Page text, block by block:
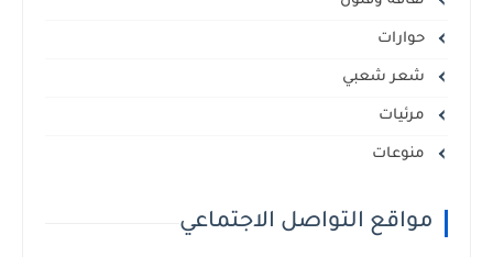
حوارات
شعر شعبي
مرئيات
منوعات
مواقع التواصل الاجتماعي